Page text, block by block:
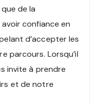
de la
confiance en
d’accepter les
parcours. Lorsqu’il
invite à prendre
et de notre